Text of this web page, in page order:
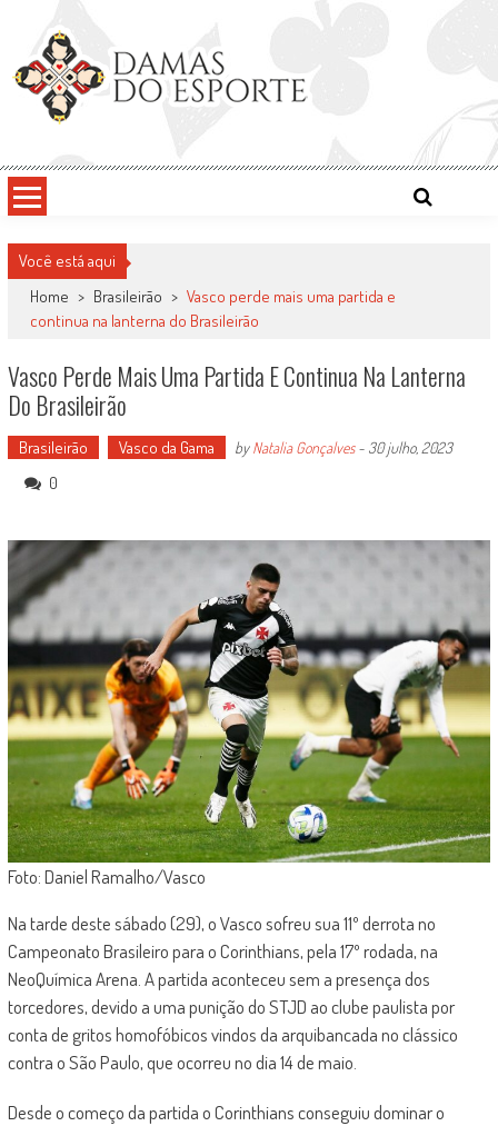
content
Damas do Esporte
Você está aqui
Home > Brasileirão > Vasco perde mais uma partida e
continua na lanterna do Brasileirão
Vasco Perde Mais Uma Partida E Continua Na Lanterna
Do Brasileirão
Brasileirão Vasco da Gama byNatalia Gonçalves- 30 julho, 2023
0
Foto: Daniel Ramalho/Vasco
Na tarde deste sábado (29), o Vasco sofreu sua 11º derrota no
Campeonato Brasileiro para o Corinthians, pela 17º rodada, na
NeoQuímica Arena. A partida aconteceu sem a presença dos
torcedores, devido a uma punição do STJD ao clube paulista por
conta de gritos homofóbicos vindos da arquibancada no clássico
contra o São Paulo, que ocorreu no dia 14 de maio.
Desde o começo da partida o Corinthians conseguiu dominar o